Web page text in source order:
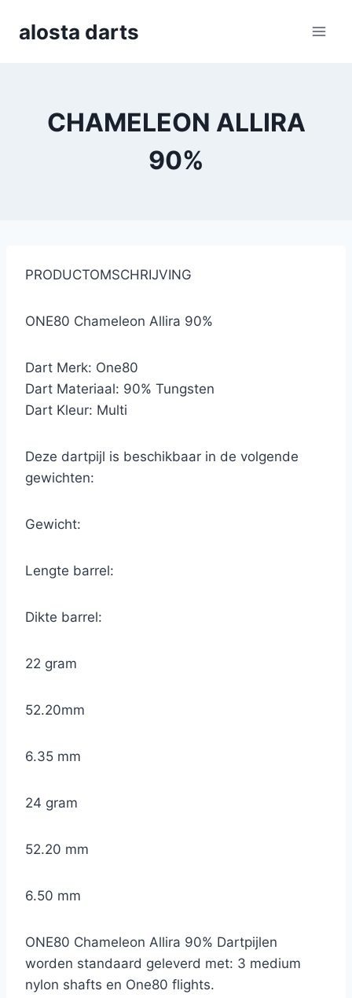
alosta darts
CHAMELEON ALLIRA
90%
PRODUCTOMSCHRIJVING
ONE80 Chameleon Allira 90%
Dart Merk: One80
Dart Materiaal: 90% Tungsten
Dart Kleur: Multi
Deze dartpijl is beschikbaar in de volgende
gewichten:
Gewicht:
Lengte barrel:
Dikte barrel:
22 gram
52.20mm
6.35 mm
24 gram
52.20 mm
6.50 mm
ONE80 Chameleon Allira 90% Dartpijlen
worden standaard geleverd met: 3 medium
nylon shafts en One80 flights.